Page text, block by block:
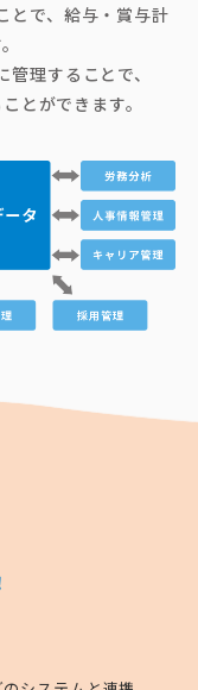
とで、給与・賞与計
理することで、
とができます。